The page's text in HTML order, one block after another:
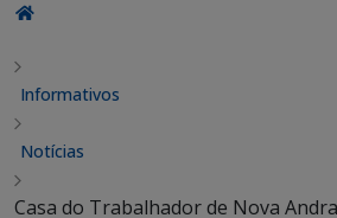
Informativos
Notícias
Casa do Trabalhador de Nova